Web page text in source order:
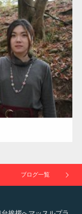
マッチョ) 大胸筋 腹筋
ブログ一覧
「ONE MORNING」
すよ」に取材されまし
挨拶へマッスルプラ